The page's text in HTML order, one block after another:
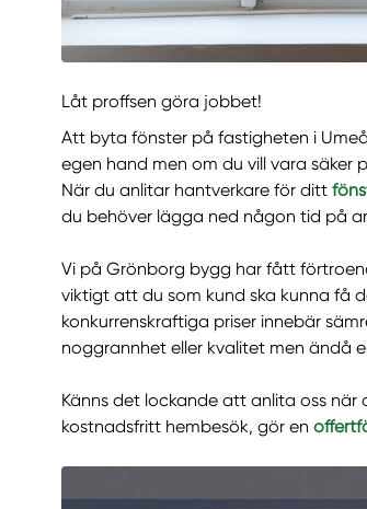
Låt proffsen göra jobbet!
Att byta fönster på fastigheten i
egen hand men om du vill vara
När du anlitar hantverkare för ditt
du behöver lägga ned någon tid på
Vi på Grönborg bygg har fått
viktigt att du som kund ska kunna få
konkurrenskraftiga priser innebär
noggrannhet eller kvalitet men ändå
Känns det lockande att anlita oss
kostnadsfritt hembesök, gör en